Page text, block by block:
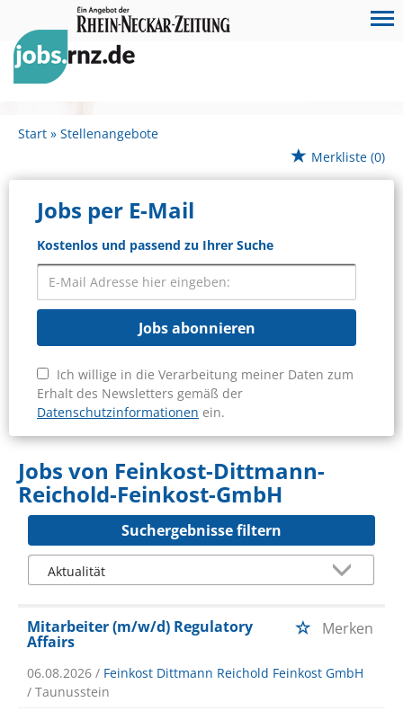
Start
Stellenangebote
Merkliste (0)
Jobs per E-Mail
Kostenlos und passend zu Ihrer Suche
Jobs abonnieren
Ich willige in die Verarbeitung meiner Daten zum
Erhalt des Newsletters gemäß der
Datenschutzinformationen ein.
Jobs von Feinkost-Dittmann-
Reichold-Feinkost-GmbH
Suchergebnisse filtern
Mitarbeiter (m/w/d) Regulatory
Affairs
Merken
06.08.2026 / Feinkost Dittmann Reichold Feinkost GmbH
/ Taunusstein